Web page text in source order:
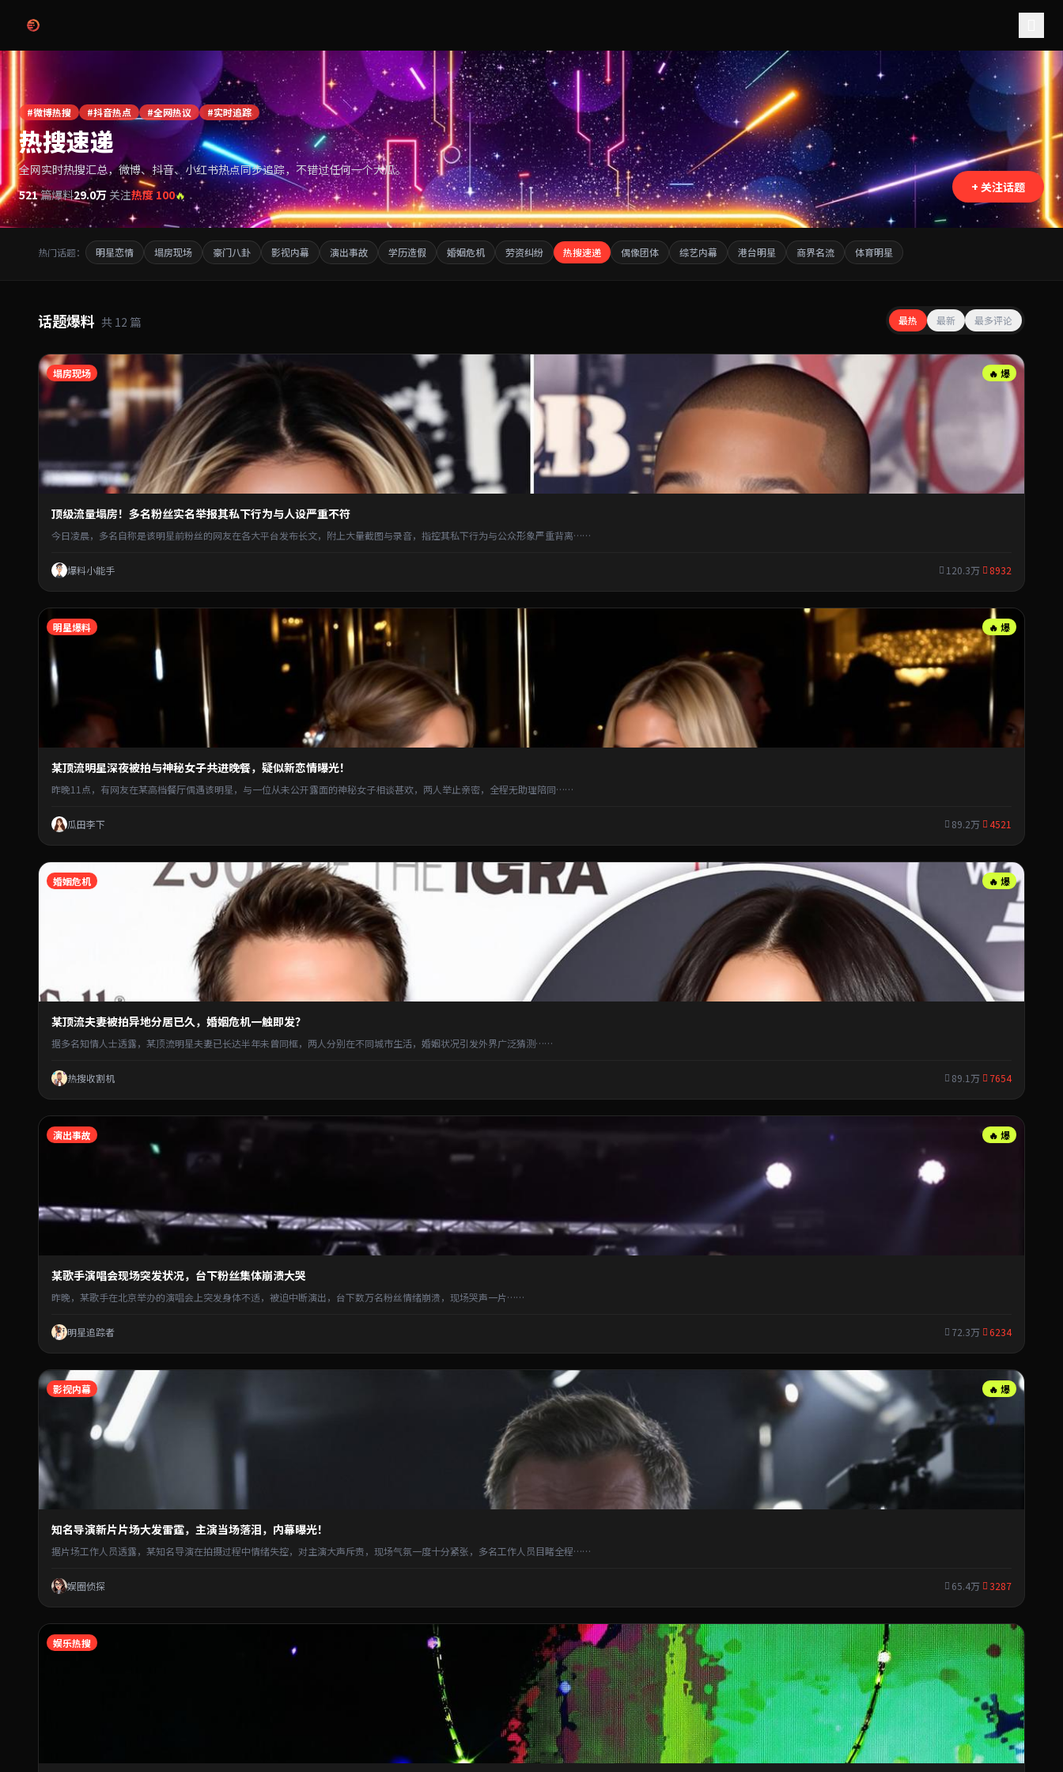
#微博热搜 #抖音热点 #全网热议 #实时追踪
热搜速递
全网实时热搜汇总，微博、抖音、小红书热点同步追踪，不错过任何一个大瓜。
521篇爆料29.0万 关注热度 100🔥 + 关注话题
热门话题： 明星恋情 塌房现场 豪门八卦 影视内幕 演出事故 学历造假 婚姻危机 劳资纠纷 热搜速递 偶像团体 综艺内幕 港台明星 商界名流 体育明星
话题爆料 共 12 篇 最热 最新 最多评论
塌房现场 🔥 爆
顶级流量塌房！多名粉丝实名举报其私下行为与人设严重不符
今日凌晨，多名自称是该明星前粉丝的网友在各大平台发布长文，附上大量截图与录音，指控其私下行为与公众形象严重背离……
爆料小能手 120.3万 8932
明星爆料 🔥 爆
某顶流明星深夜被拍与神秘女子共进晚餐，疑似新恋情曝光！
昨晚11点，有网友在某高档餐厅偶遇该明星，与一位从未公开露面的神秘女子相谈甚欢，两人举止亲密，全程无助理陪同……
瓜田李下 89.2万 4521
婚姻危机 🔥 爆
某顶流夫妻被拍异地分居已久，婚姻危机一触即发？
据多名知情人士透露，某顶流明星夫妻已长达半年未曾同框，两人分别在不同城市生活，婚姻状况引发外界广泛猜测……
热搜收割机 89.1万 7654
演出事故 🔥 爆
某歌手演唱会现场突发状况，台下粉丝集体崩溃大哭
昨晚，某歌手在北京举办的演唱会上突发身体不适，被迫中断演出，台下数万名粉丝情绪崩溃，现场哭声一片……
明星追踪者 72.3万 6234
影视内幕 🔥 爆
知名导演新片片场大发雷霆，主演当场落泪，内幕曝光！
据片场工作人员透露，某知名导演在拍摄过程中情绪失控，对主演大声斥责，现场气氛一度十分紧张，多名工作人员目睹全程……
娱圈侦探 65.4万 3287
娱乐热搜